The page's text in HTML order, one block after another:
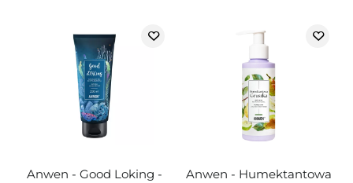
Anwen - Good Loking -
Anwen - Humektantowa